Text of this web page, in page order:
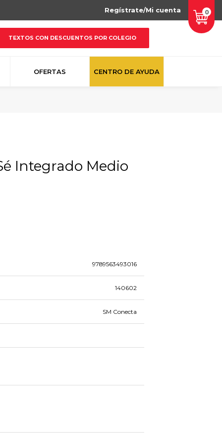
0
Regístrate/Mi cuenta
TEXTOS CON DESCUENTOS POR COLEGIO
OFERTAS CENTRO DE AYUDA
Integrado Medio
9789563493016
140602
SM Conecta